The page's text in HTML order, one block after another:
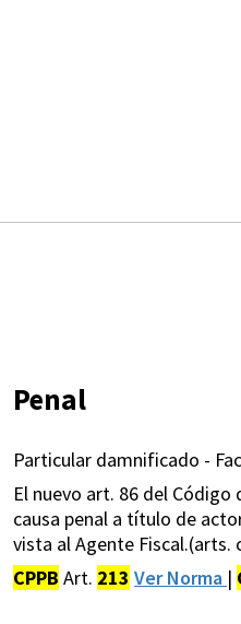
Penal
Particular damnificado -
El nuevo art. 86 del
causa penal a título de
vista al Agente Fiscal.(arts.
CPPB Art. 213 Ver Norma |